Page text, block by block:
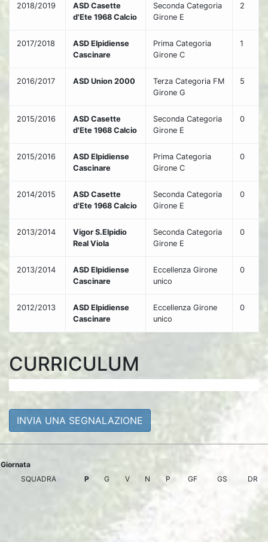
2018/2019
ASD Casette
d'Ete 1968 Calcio
Seconda Categoria
Girone E
2
2017/2018
ASD Elpidiense
Cascinare
Prima Categoria
Girone C
1
2016/2017 ASD Union 2000
Terza Categoria FM
Girone G
5
2015/2016
ASD Casette
d'Ete 1968 Calcio
Seconda Categoria
Girone E
0
2015/2016
ASD Elpidiense
Cascinare
Prima Categoria
Girone C
0
2014/2015
ASD Casette
d'Ete 1968 Calcio
Seconda Categoria
Girone E
0
2013/2014
Vigor S.Elpidio
Real Viola
Seconda Categoria
Girone E
0
2013/2014
ASD Elpidiense
Cascinare
Eccellenza Girone
unico
0
2012/2013
ASD Elpidiense
Cascinare
Eccellenza Girone
unico
0
CURRICULUM
INVIA UNA SEGNALAZIONE
Giornata
SQUADRA
P G V N P GF GS DR